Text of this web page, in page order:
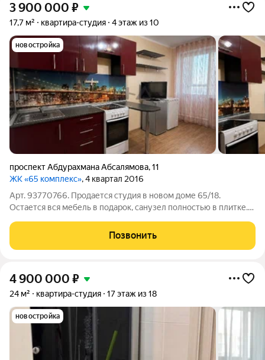
3 900 000 ₽
17,7 м² квартира-студия 4 этаж из 10
новостройка
проспект Абдурахмана Абсалямова,11
ЖК «65 комплекс», 4 квартал 2016
Арт. 93770766. Продается студия в новом доме 65/18.
Остается вся мебель в подарок, санузел полностью в плитке.
постоянным арендатором. Звоните, записывайтесь на
просмотр.
Позвонить
4 900 000 ₽
24 м² квартира-студия 17 этаж из 18
новостройка